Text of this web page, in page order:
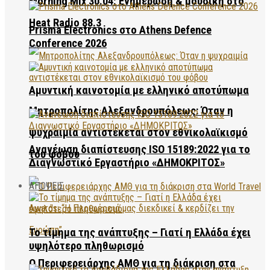
Heat Radio 88.3
Μητροπολίτης Αλεξανδρουπόλεως: Όταν η
ψυχραιμία αντιστέκεται στον εθνικολαϊκισμό
του φόβου
Ο Περιφερειάρχης ΑΜΘ για τη διάκριση στα
Prisma Electronics στο Athens Defence
Conference 2026
Αμυντική καινοτομία με ελληνικό αποτύπωμα
Ανανέωση διαπίστευσης ISO 15189:2022 για το
Διαγνωστικό Εργαστήριο «ΔΗΜΟΚΡΙΤΟΣ»
ΑΠΟΨΕΙΣ
Το τίμημα της ανάπτυξης – Γιατί η Ελλάδα έχει
υψηλότερο πληθωρισμό